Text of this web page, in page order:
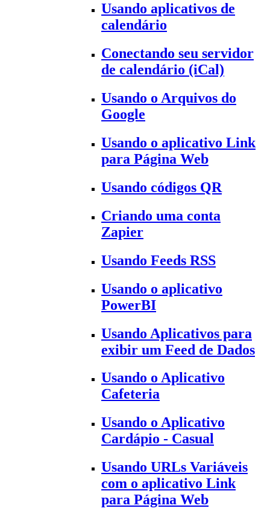
Usando aplicativos de
calendário
Conectando seu servidor
de calendário (iCal)
Usando o Arquivos do
Google
Usando o aplicativo Link
para Página Web
Usando códigos QR
Criando uma conta
Zapier
Usando Feeds RSS
Usando o aplicativo
PowerBI
Usando Aplicativos para
exibir um Feed de Dados
Usando o Aplicativo
Cafeteria
Usando o Aplicativo
Cardápio - Casual
Usando URLs Variáveis
com o aplicativo Link
para Página Web